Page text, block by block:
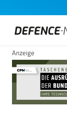
Anzeige